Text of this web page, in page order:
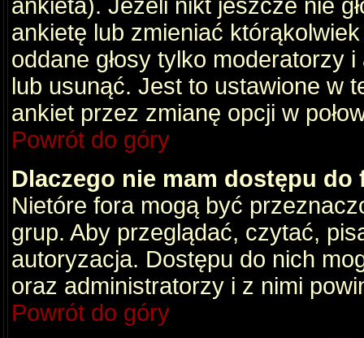
ankieta). Jeżeli nikt jeszcze nie
ankietę lub zmieniać
oddane głosy tylko moderatorzy
lub usunąć. Jest to ustawione w
ankiet przez zmianę opcji w
Powrót do góry
Dlaczego nie mam dostępu do
Nietóre fora mogą być
grup. Aby przeglądać, czytać,
autoryzacja. Dostępu do nich
oraz administratorzy i z nimi
Powrót do góry